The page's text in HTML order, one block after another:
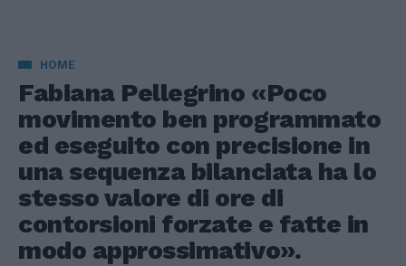
HOME
Fabiana Pellegrino «Poco
movimento ben programmato
ed eseguito con precisione in
una sequenza bilanciata ha lo
stesso valore di ore di
contorsioni forzate e fatte in
modo approssimativo».